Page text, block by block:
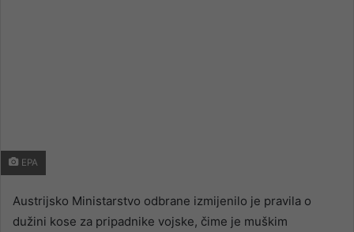
EPA
Austrijsko Ministarstvo odbrane izmijenilo je pravila o
dužini kose za pripadnike vojske, čime je muškim